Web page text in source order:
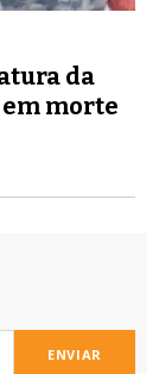
da
morte
ENVIAR